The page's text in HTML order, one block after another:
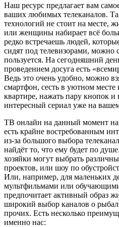
Наш ресурс предлагает вам
ваших любимых телеканалов.
технологий не стоит на месте,
или женщины набирает всё
редко встречаешь людей,
сидят под телевизорами, можно
пользуется. На сегодняшний
проведением досуга есть
Ведь это очень удобно, можно
смартфон, сесть в уютном месте
квартире, нажать пару кнопок и
интересный сериал уже на
ТВ онлайн на данный момент
есть крайне востребованным
из-за большого выбора
найдёт то, что ему будет по
хозяйки могут выбрать
проектов, или шоу по
Или, например, для маленьких
мультфильмами или
предпочитает активный образ
широкий выбор каналов о
прочих. Есть несколько
именно нас: